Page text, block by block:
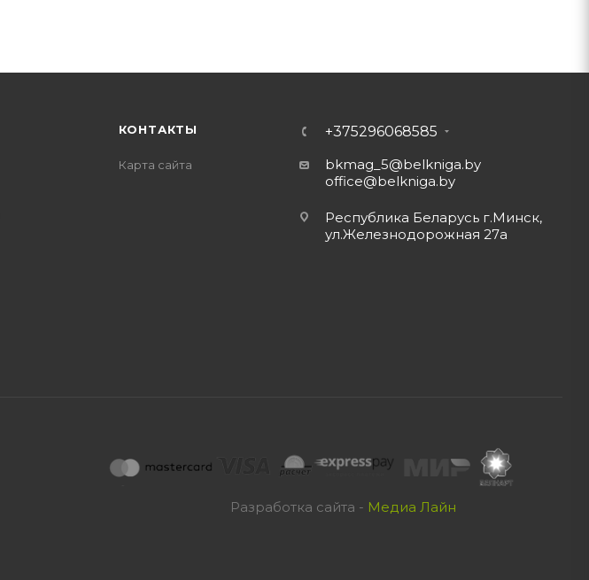
КОНТАКТЫ
Карта сайта
+375296068585
bkmag_5@belkniga.by
office@belkniga.by
Республика Беларусь г.Минск,
ул.Железнодорожная 27а
Разработка сайта - Медиа Лайн